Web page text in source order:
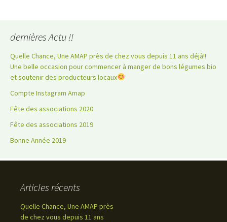
dernières Actu !!
Quelle Chance, Une AMAP près de chez vous depuis 11 ans déjà!!
Une belle occasion pour commencer à manger de bons légumes bio
et soutenir des producteurs locaux
Compte Instagram Amap
Fête des associations 2020
Fête des associations 2019
Bonne Année 2019
Articles récents
Quelle Chance, Une AMAP près
de chez vous depuis 11 ans